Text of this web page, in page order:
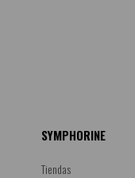
SYMPHORINE
Tiendas